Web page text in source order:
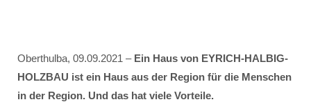
Oberthulba, 09.09.2021 – Ein Haus von EYRICH-HALBIG-
HOLZBAU ist ein Haus aus der Region für die Menschen
in der Region. Und das hat viele Vorteile.